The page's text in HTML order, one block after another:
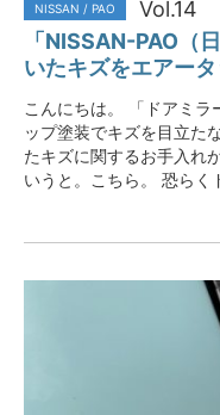
NISSAN / PAO
Vol.14
「NISSAN-PAO（
いたキズをエアー
こんにちは。 「ドアミラ
ップ塗装でキズを目立た
たキズに関するお手入れ
いうと。こちら。 恐ら